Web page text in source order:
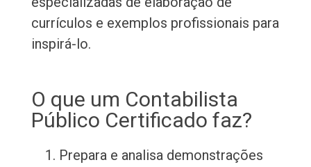
currículos e exemplos profissionais para
inspirá-lo.
O que um Contabilista
Público Certificado faz?
Prepara e analisa demonstrações